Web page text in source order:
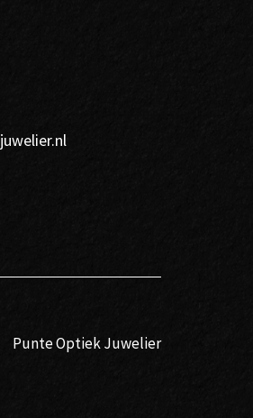
Punte Optiek Juwelier